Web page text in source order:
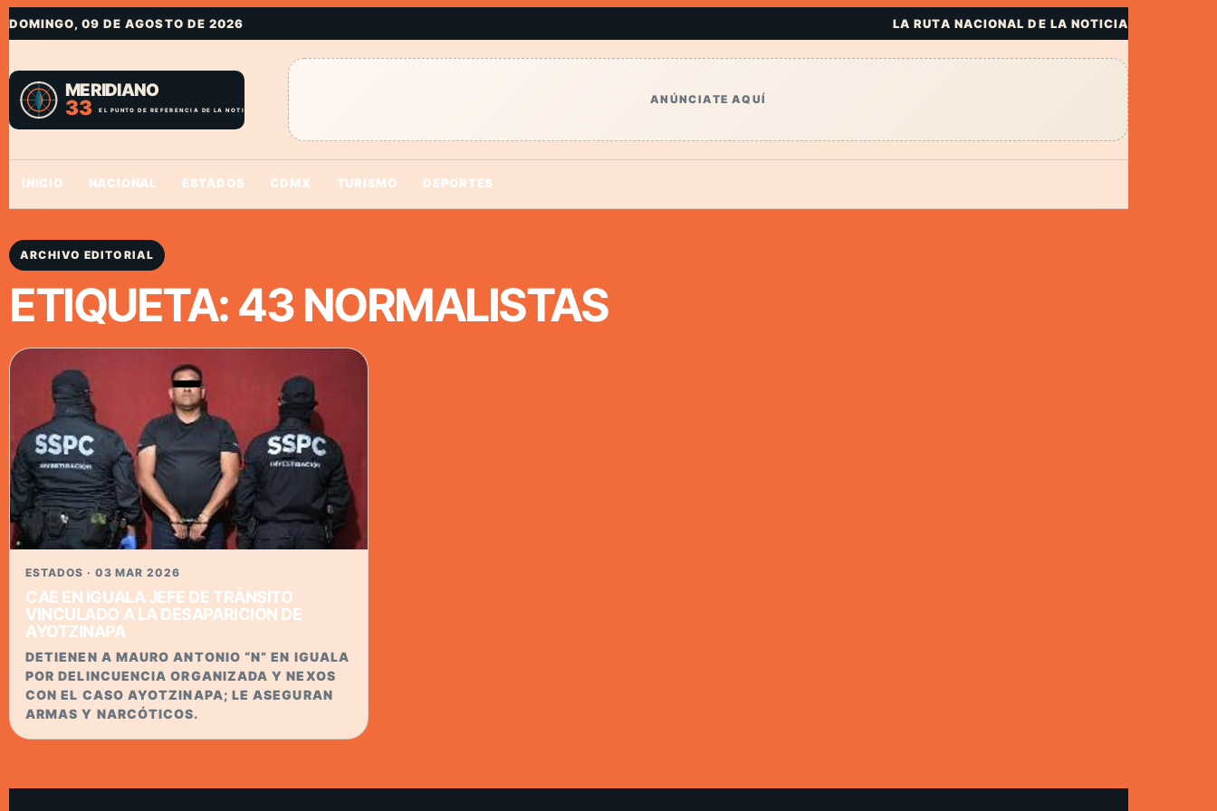
DOMINGO, 09 DE AGOSTO DE 2026 LA RUTA NACIONAL DE LA NOTICIA
ANÚNCIATE AQUÍ
INICIO NACIONAL ESTADOS CDMX TURISMO DEPORTES
ARCHIVO EDITORIAL
ETIQUETA: 43 NORMALISTAS
ESTADOS · 03 MAR 2026
CAE EN IGUALA JEFE DE TRÁNSITO
VINCULADO A LA DESAPARICIÓN DE
AYOTZINAPA
DETIENEN A MAURO ANTONIO “N” EN IGUALA
POR DELINCUENCIA ORGANIZADA Y NEXOS
CON EL CASO AYOTZINAPA; LE ASEGURAN
ARMAS Y NARCÓTICOS.